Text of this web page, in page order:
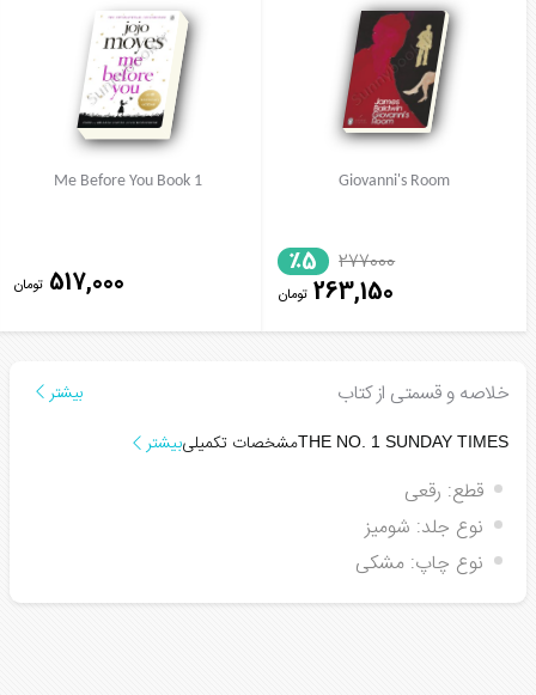
Giovanni's Room
277000
٪5
263,150 تومان
Me Before You Book 1
517,000 تومان
خلاصه و قسمتی از کتاب بیشتر
THE NO. 1 SUNDAY TIMES مشخصات تکمیلیبیشتر
قطع: رقعی
نوع جلد: شومیز
نوع چاپ: مشکی